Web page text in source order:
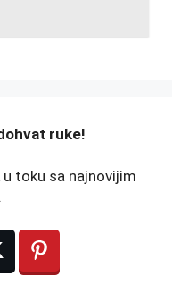
ruke!
toku sa najnovijim